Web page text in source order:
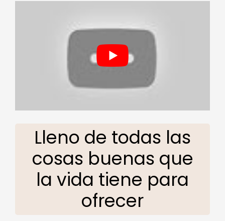
Lleno de todas las
cosas buenas que
la vida tiene para
ofrecer